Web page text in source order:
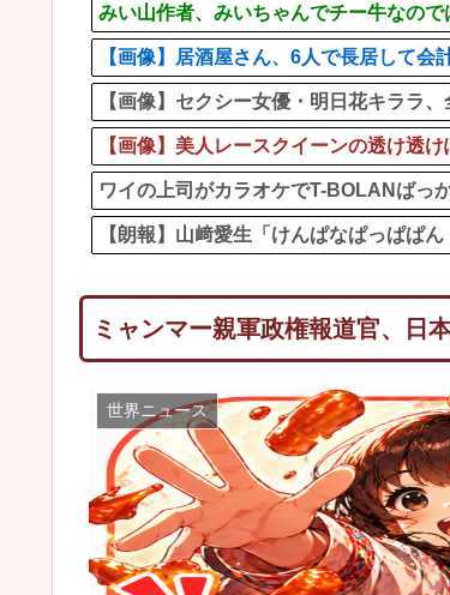
みい山作者、みいちゃんでチー牛なの
【画像】居酒屋さん、6人で長居して
【画像】セクシー女優・明日花キララ
【画像】美人レースクイーンの透け透
ワイの上司がカラオケでT-BOLANばっ
【朗報】山﨑愛生「けんぱなぱっぱぱ
ミャンマー親軍政権報道官、日
世界ニュース